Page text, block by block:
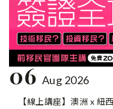
06 Aug 2026
【線上講座】澳洲 x 紐